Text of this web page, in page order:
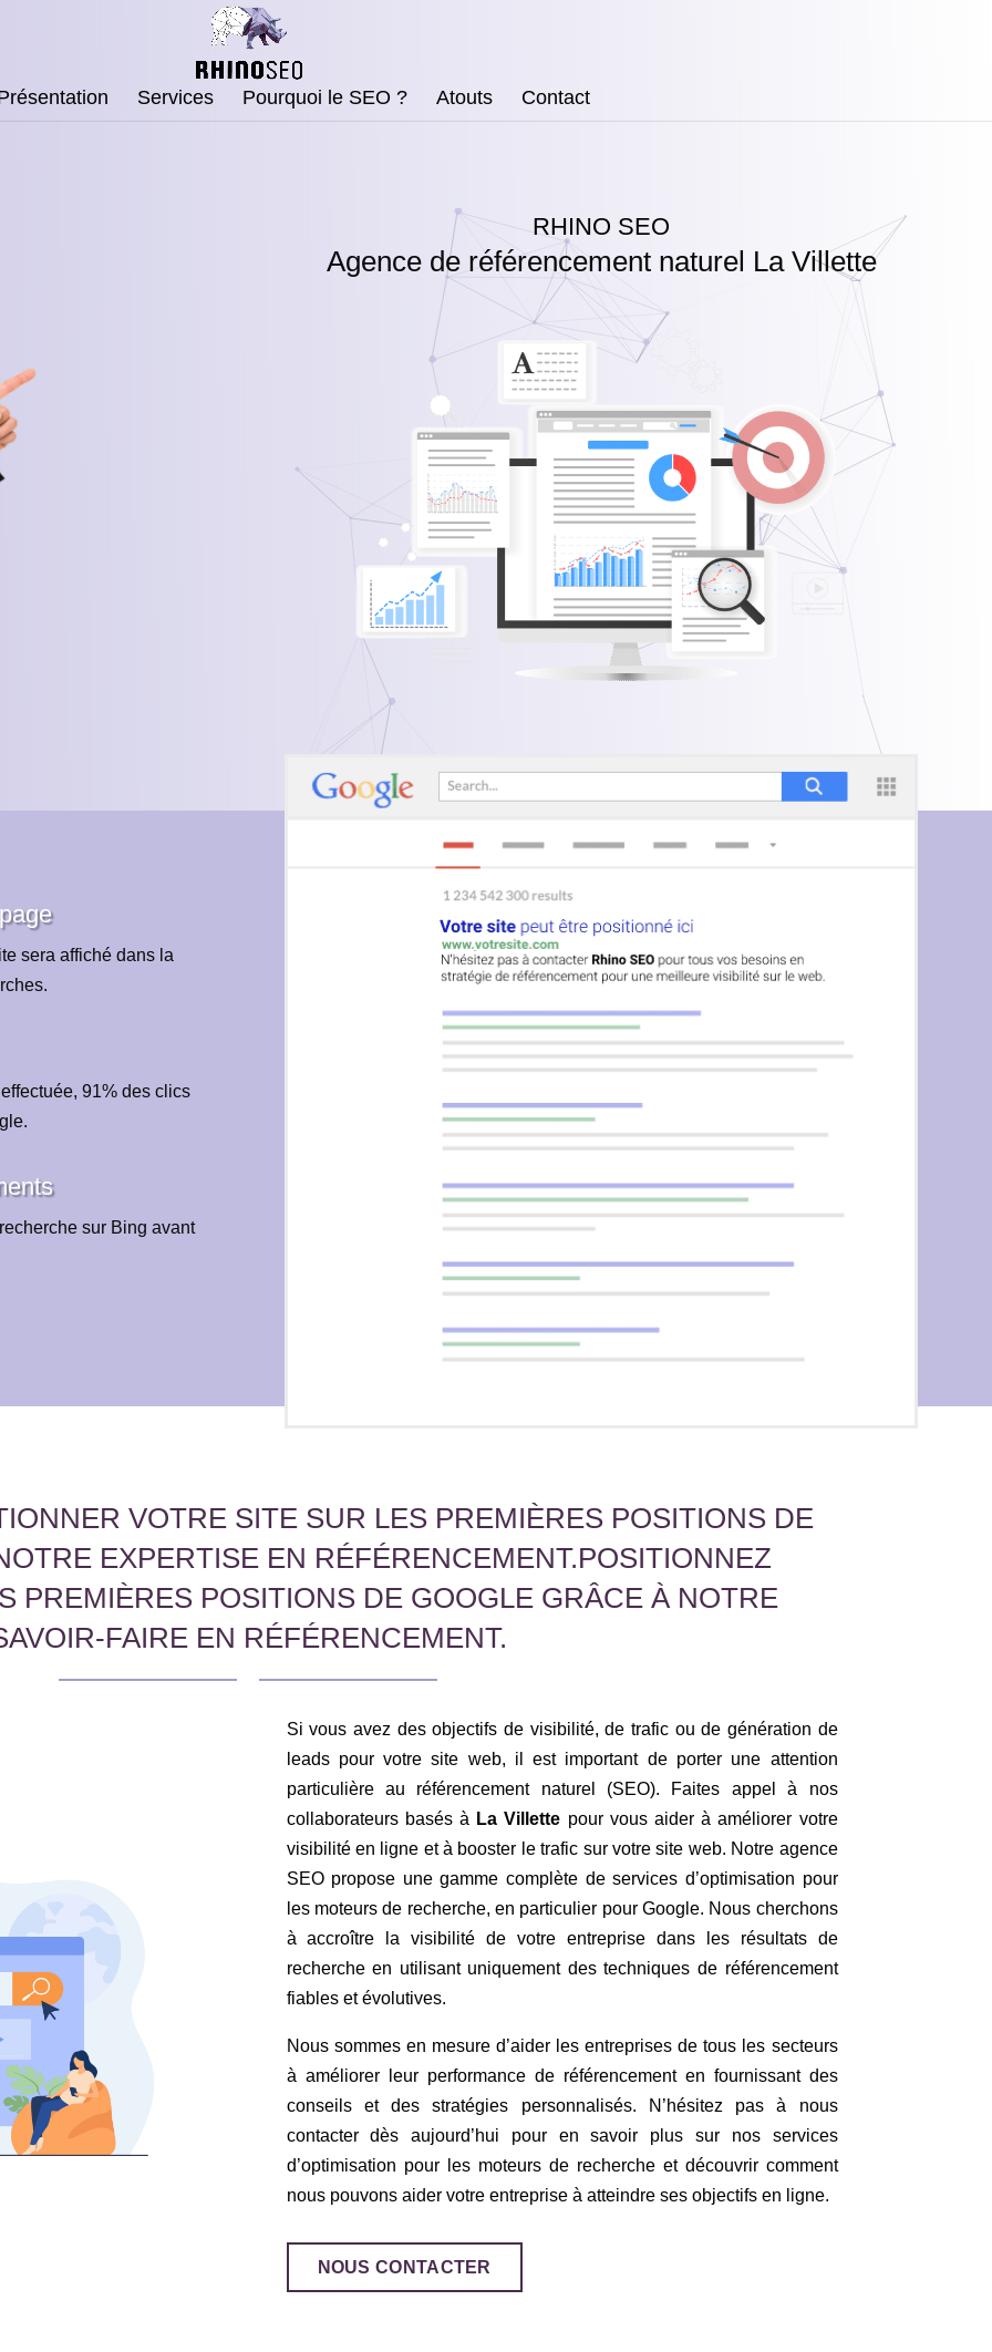
Services Pourquoi le SEO ? Atouts Contact
RHINO SEO
Agence de référencement naturel La Villette
sera affiché dans la
91% des clics
sur Bing avant
VOTRE SITE SUR LES PREMIÈRES POSITIONS DE
EXPERTISE EN RÉFÉRENCEMENT.POSITIONNEZ
PREMIÈRES POSITIONS DE GOOGLE GRÂCE À NOTRE
FAIRE EN RÉFÉRENCEMENT.
Si vous avez des objectifs de visibilité, de trafic ou de génération de
leads pour votre site web, il est important de porter une attention
particulière au référencement naturel (SEO). Faites appel à nos
collaborateurs basés à La Villette pour vous aider à améliorer votre
visibilité en ligne et à booster le trafic sur votre site web. Notre agence
SEO propose une gamme complète de services d’optimisation pour
les moteurs de recherche, en particulier pour Google. Nous cherchons
à accroître la visibilité de votre entreprise dans les résultats de
recherche en utilisant uniquement des techniques de référencement
fiables et évolutives.
Nous sommes en mesure d’aider les entreprises de tous les secteurs
à améliorer leur performance de référencement en fournissant des
conseils et des stratégies personnalisés. N’hésitez pas à nous
contacter dès aujourd’hui pour en savoir plus sur nos services
d’optimisation pour les moteurs de recherche et découvrir comment
nous pouvons aider votre entreprise à atteindre ses objectifs en ligne.
NOUS CONTACTER